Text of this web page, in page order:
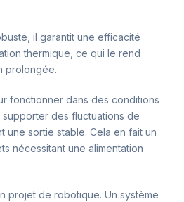
il garantit une efficacité
thermique, ce qui le rend
prolongée.
fonctionner dans des conditions
des fluctuations de
une sortie stable. Cela en fait un
nécessitant une alimentation
projet de robotique. Un système